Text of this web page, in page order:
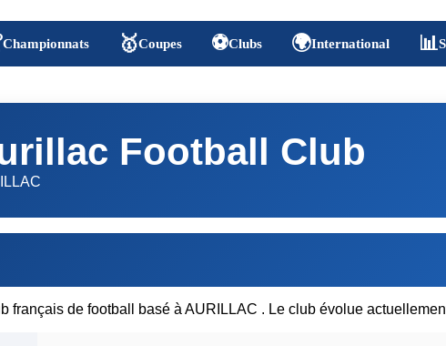
Championnats 🥇Coupes ⚽Clubs 🌍International 📊
Football Club
français de football basé à AURILLAC . Le club évolue